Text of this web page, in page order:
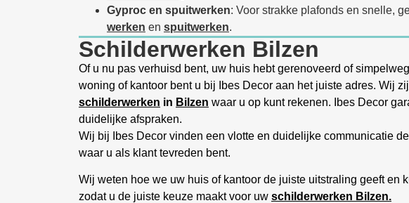
Gyproc en spuitwerken: Voor strakke plafonds en snelle,
werken en spuitwerken.
Schilderwerken Bilzen
Of u nu pas verhuisd bent, uw huis hebt gerenoveerd of
woning of kantoor bent u bij Ibes Decor aan het juiste adres. Wij
schilderwerken in Bilzen waar u op kunt rekenen. Ibes Decor
duidelijke afspraken.
Wij bij Ibes Decor vinden een vlotte en duidelijke communicatie
waar u als klant tevreden bent.
Wij weten hoe we uw huis of kantoor de juiste uitstraling geeft en
zodat u de juiste keuze maakt voor uw schilderwerken Bilzen.